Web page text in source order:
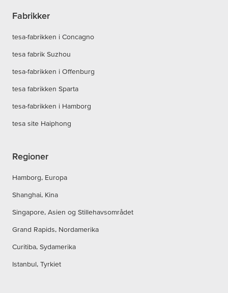
Fabrikker
tesa-fabrikken i Concagno
tesa fabrik Suzhou
tesa-fabrikken i Offenburg
tesa fabrikken Sparta
tesa-fabrikken i Hamborg
tesa site Haiphong
Regioner
Hamborg, Europa
Shanghai, Kina
Singapore, Asien og Stillehavsområdet
Grand Rapids, Nordamerika
Curitiba, Sydamerika
Istanbul, Tyrkiet